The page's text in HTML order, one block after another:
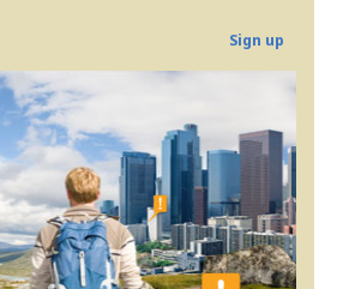
Sign up